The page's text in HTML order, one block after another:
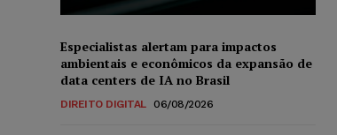
Especialistas alertam para impactos
ambientais e econômicos da expansão de
data centers de IA no Brasil
DIREITO DIGITAL 06/08/2026